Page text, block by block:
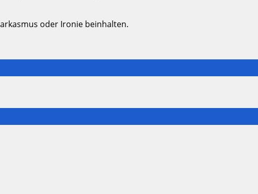
oder Ironie beinhalten.